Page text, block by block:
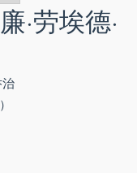
·劳埃德·
治